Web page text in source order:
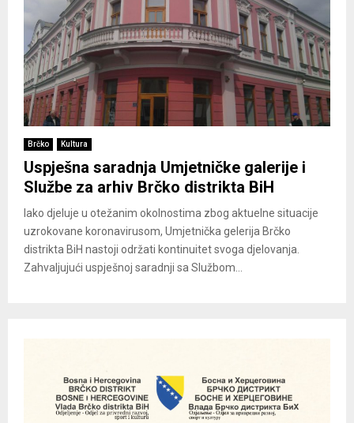
Brčko Kultura
Uspješna saradnja Umjetničke galerije i
Službe za arhiv Brčko distrikta BiH
Iako djeluje u otežanim okolnostima zbog aktuelne situacije
uzrokovane koronavirusom, Umjetnička gelerija Brčko
distrikta BiH nastoji održati kontinuitet svoga djelovanja.
Zahvaljujući uspješnoj saradnji sa Službom...